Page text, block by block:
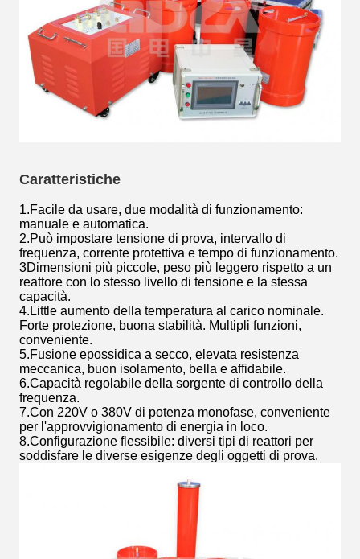
Caratteristiche
1.Facile da usare, due modalità di funzionamento:
manuale e automatica.
2.Può impostare tensione di prova, intervallo di
frequenza, corrente protettiva e tempo di funzionamento.
3Dimensioni più piccole, peso più leggero rispetto a un
reattore con lo stesso livello di tensione e la stessa
capacità.
4.Little aumento della temperatura al carico nominale.
Forte protezione, buona stabilità. Multipli funzioni,
conveniente.
5.Fusione epossidica a secco, elevata resistenza
meccanica, buon isolamento, bella e affidabile.
6.Capacità regolabile della sorgente di controllo della
frequenza.
7.Con 220V o 380V di potenza monofase, conveniente
per l'approvvigionamento di energia in loco.
8.Configurazione flessibile: diversi tipi di reattori per
soddisfare le diverse esigenze degli oggetti di prova.